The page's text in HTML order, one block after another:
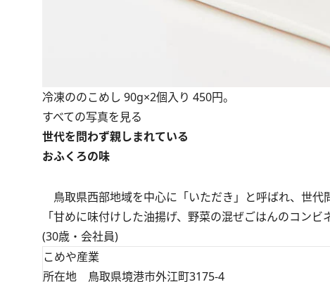
冷凍ののこめし 90g×2個入り 450円。
すべての写真を見る
世代を問わず親しまれている
おふくろの味
鳥取県西部地域を中心に「いただき」と呼ばれ、世代
「甘めに味付けした油揚げ、野菜の混ぜごはんのコン
(30歳・会社員)
こめや産業
所在地 鳥取県境港市外江町3175-4